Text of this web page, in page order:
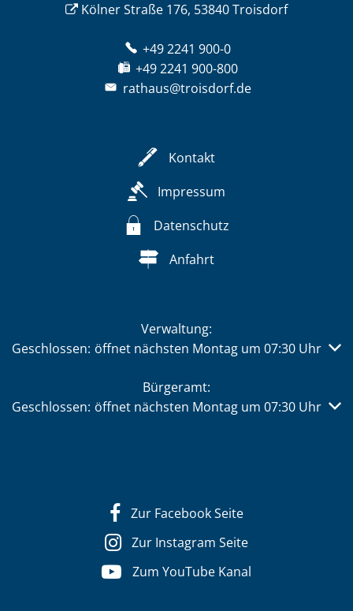
Kölner Straße 176, 53840 Troisdorf
+49 2241 900-0
+49 2241 900-800
rathaus@troisdorf.de
Kontakt
Impressum
Datenschutz
Anfahrt
Verwaltung:
Klicken, um weitere Öffnungs- oder Schließzeiten
Geschlossen: öffnet nächsten Montag um 07:30 Uhr
Bürgeramt:
Klicken, um weitere Öffnungs- oder Schließzeiten
Geschlossen: öffnet nächsten Montag um 07:30 Uhr
Zur Facebook Seite
Zur Instagram Seite
Zum YouTube Kanal